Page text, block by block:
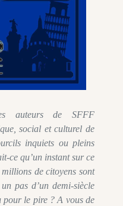
auteurs de SFFF
social et culturel de
inquiets ou pleins
ce qu’un instant sur ce
de citoyens sont
pas d’un demi-siècle
le pire ? A vous de